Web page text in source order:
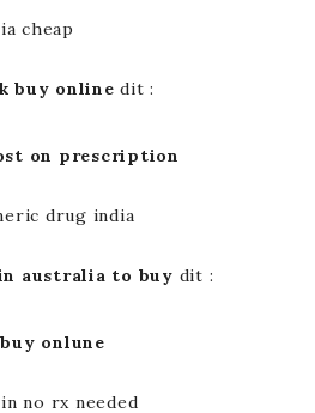
cheap
buy online dit :
on prescription
drug india
australia to buy dit :
onlune
no rx needed